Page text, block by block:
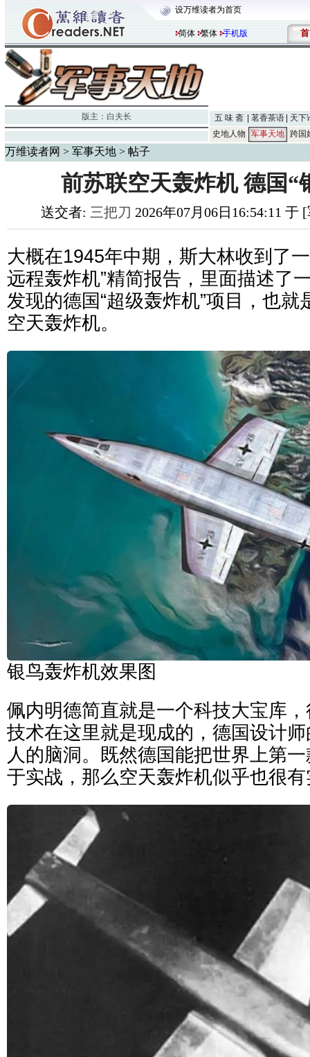
设万维读者为首页
简体 繁体 手机版 首
版主： 白夫长 五 味 斋 茗香茶语
天下
史地人物
军事天地 跨国
万维读者网 > 军事天地 > 帖子
前苏联空天轰炸机 德国“
送交者: 三把刀 2026年07月06日16:54:11 于
大概在1945年中期，斯大林收到了
远程轰炸机”精简报告，里面描述了
发现的德国“超级轰炸机”项目，也
空天轰炸机。
银鸟轰炸机效果图
佩内明德简直就是一个科技大宝库
技术在这里就是现成的，德国设计
人的脑洞。既然德国能把世界上第
于实战，那么空天轰炸机似乎也很